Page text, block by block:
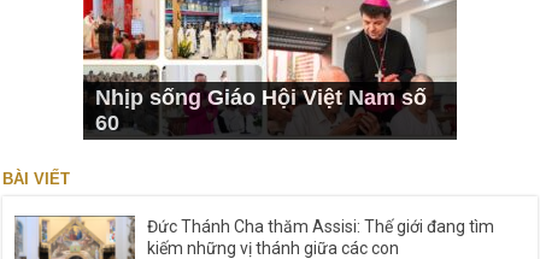
Nhịp sống Giáo Hội Việt Nam số
60
BÀI VIẾT
Đức Thánh Cha thăm Assisi: Thế giới đang tìm
kiếm những vị thánh giữa các con